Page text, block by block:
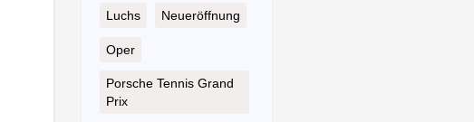
Luchs Neueröffnung
Oper
Porsche Tennis Grand
Prix